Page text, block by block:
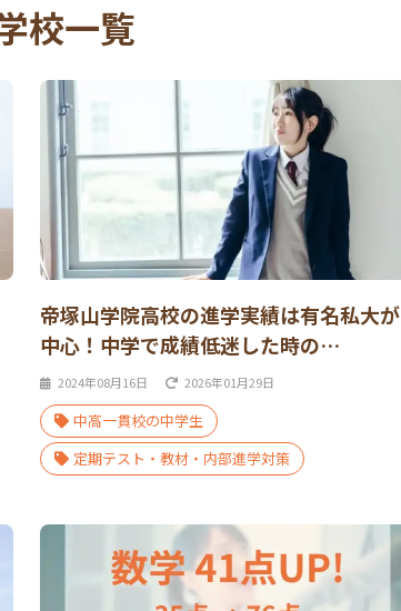
校一覧
帝塚山学院高校の進学実績は有名私大が
中心！中学で成績低迷した時の…
2024年08月16日 2026年01月29日
中高一貫校の中学生
定期テスト・教材・内部進学対策